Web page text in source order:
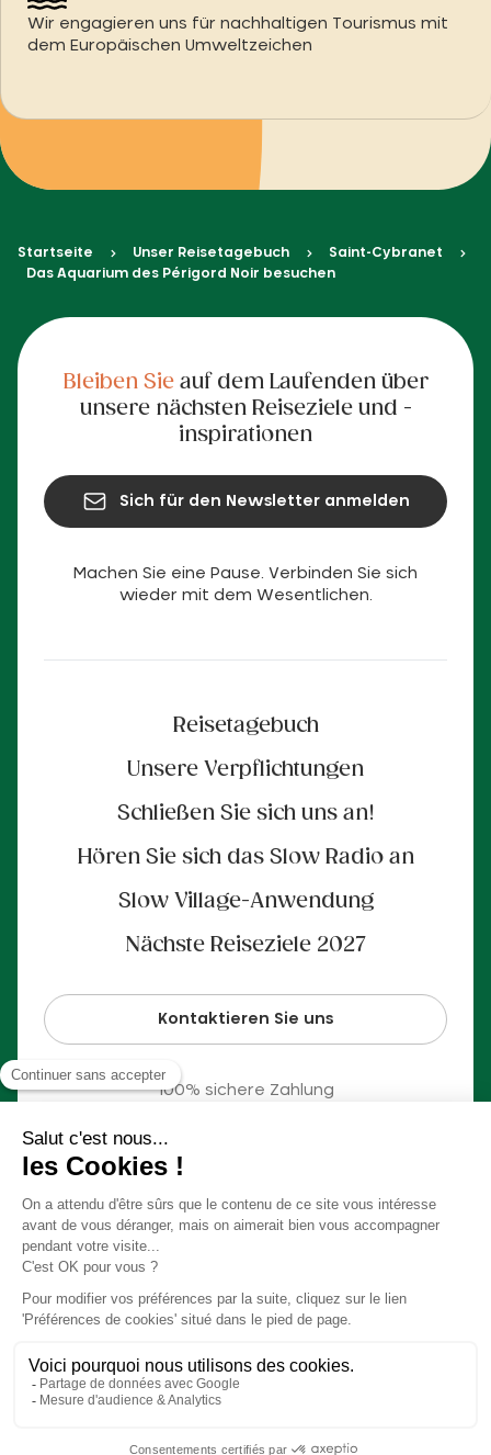
Wir engagieren uns für nachhaltigen Tourismus mit
dem Europäischen Umweltzeichen
Startseite Unser Reisetagebuch
Saint-Cybranet
Das Aquarium des Périgord Noir besuchen
Machen Sie eine Pause. Verbinden Sie sich
wieder mit dem Wesentlichen.
Reisetagebuch
Unsere Verpflichtungen
Schließen Sie sich uns an!
Hören Sie sich das Slow Radio an
Slow Village-Anwendung
Nächste Reiseziele 2027
Kontaktieren Sie uns
100% sichere Zahlung
Bleiben Sieauf dem Laufenden über
unsere nächsten Reiseziele und -
inspirationen
Sich für den Newsletter anmelden
© Slow Village 2026
Cookie-Einstellungen
Unser Konzept in einem Video
Allgemeine Geschäftsbedingungen